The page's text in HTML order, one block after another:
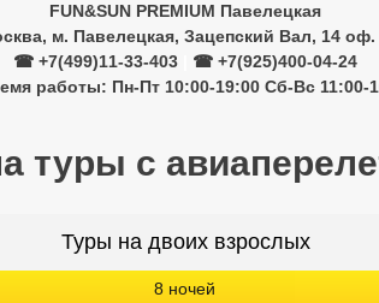
FUN&SUN PREMIUM Павелецкая
м. Павелецкая, Зацепский Вал, 14 оф.
☎ +7(499)11-33-403
☎ +7(925)400-04-24
работы: Пн-Пт 10:00-19:00 Сб-Вс 11:00-
туры с
Туры на двоих взрослых
8 ночей